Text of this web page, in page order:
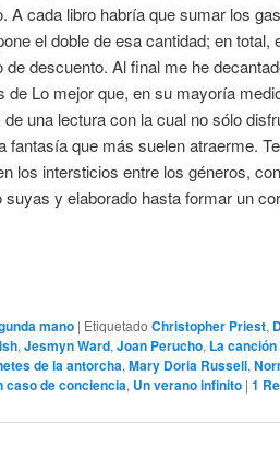
A cada libro habría que sumar los
el doble de esa cantidad; en total,
descuento. Al final me he
Lo mejor que, en su mayoría
una lectura con la cual no sólo
que más suelen atraerme.
los intersticios entre los géneros,
y elaborado hasta formar un
mano | Etiquetado Christopher Priest,
,Jesmyn Ward,Joan Perucho, La
de la antorcha,Mary Doria Russell,
caso de conciencia, Un verano infinito | 1